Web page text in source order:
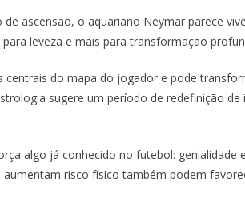
de ascensão, o aquariano Neymar parece
leveza e mais para transformação
centrais do mapa do jogador e pode
sugere um período de redefinição de
algo já conhecido no futebol: genialidade
risco físico também podem